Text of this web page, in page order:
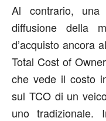
Al contrario, una
diffusione della
d’acquisto ancora
Total Cost of
che vede il costo
sul TCO di un
uno tradizionale.